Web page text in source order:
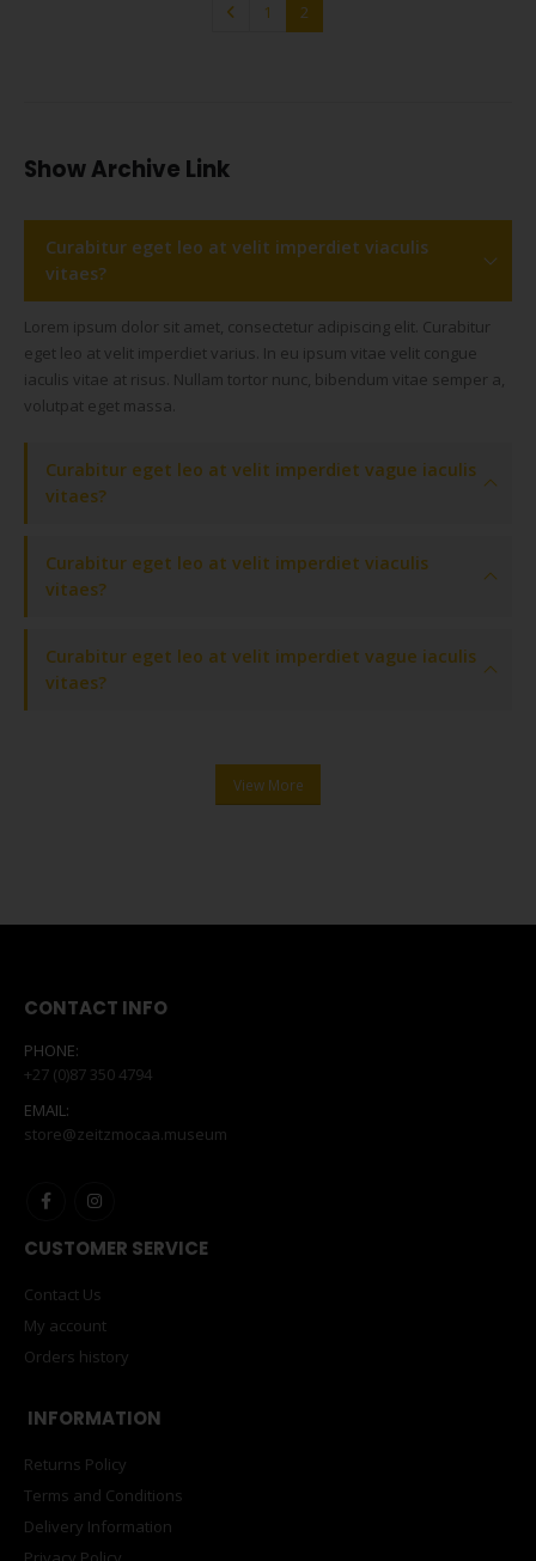
1 2
Show Archive Link
Curabitur eget leo at velit imperdiet viaculis
vitaes?
Lorem ipsum dolor sit amet, consectetur adipiscing elit. Curabitur
eget leo at velit imperdiet varius. In eu ipsum vitae velit congue
iaculis vitae at risus. Nullam tortor nunc, bibendum vitae semper a,
volutpat eget massa.
Curabitur eget leo at velit imperdiet vague iaculis
vitaes?
Curabitur eget leo at velit imperdiet viaculis
vitaes?
Curabitur eget leo at velit imperdiet vague iaculis
vitaes?
View More
CONTACT INFO
PHONE:
+27 (0)87 350 4794
EMAIL:
store@zeitzmocaa.museum
CUSTOMER SERVICE
Contact Us
My account
Orders history
INFORMATION
Returns Policy
Terms and Conditions
Delivery Information